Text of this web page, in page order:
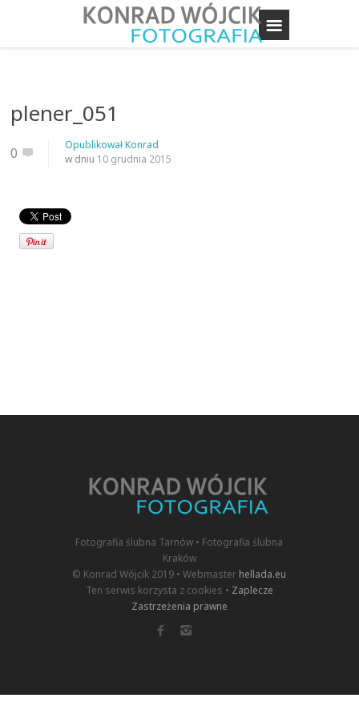
plener_051
0 OpublikowałKonrad
w dniu 10 grudnia 2015
Fotografia ślubna Tarnów • Fotografia ślubna
Kraków
© Konrad Wójcik 2019 • Webmaster hellada.eu
Ten serwis korzysta z cookies • Zaplecze
Zastrzeżenia prawne